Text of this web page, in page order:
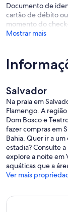
Documento de
cartão de débito
momento do
Mostrar mais
Salvador
Na praia em
Flamengo. A
Dom Bosco e
fazer compras em
Bahia. Quer ir a
estadia? Consulte
explore a noite em
aquáticas que a
Ver mais